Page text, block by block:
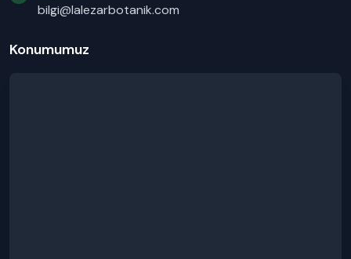
bilgi@lalezarbotanik.com
Konumumuz